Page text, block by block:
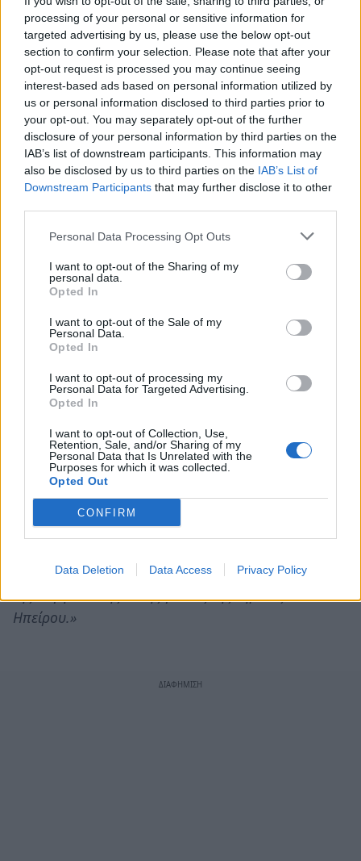
processing of your personal or sensitive information for
targeted advertising by us, please use the below opt-out
section to confirm your selection. Please note that after your
opt-out request is processed you may continue seeing
interest-based ads based on personal information utilized by
us or personal information disclosed to third parties prior to
your opt-out. You may separately opt-out of the further
disclosure of your personal information by third parties on the
IAB’s list of downstream participants. This information may
also be disclosed by us to third parties on the IAB’s List of
Downstream Participants that may further disclose it to other
Personal Data Processing Opt Outs
I want to opt-out of the Sharing of my
personal data.
Opted In
I want to opt-out of the Sale of my
Personal Data.
Opted In
I want to opt-out of processing my
Personal Data for Targeted Advertising.
Opted In
I want to opt-out of Collection, Use,
Retention, Sale, and/or Sharing of my
Personal Data that Is Unrelated with the
Purposes for which it was collected.
Opted Out
CONFIRM
Data Deletion Data Access Privacy Policy
Με αφορμή τη διοργάνωση της παραπάνω
εκδήλωσης, ο Διευθυντής του Κέντρου Υγείας
Αρεόπολης Dr Ανάργυρος Δ. Μαριόλης
αναφέρει:«Εκ μέρους του Κέντρου Υγείας
Αρεόπολης και της Συντονιστικής Επιτροπής,
προσκαλούμε όλους τους πολίτες και επισκέπτες της
Μάνης να παρευρεθούν στο σημαντικό αυτό
αναβάθμιση του μοναδικού Υγειονομικού Σταθμού
Ηπείρου.»